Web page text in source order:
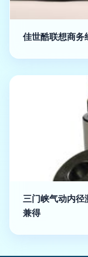
佳世酷联想商
三门峡气动内径
兼得